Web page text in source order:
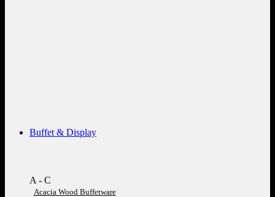
Buffet & Display
A - C
Acacia Wood Buffetware